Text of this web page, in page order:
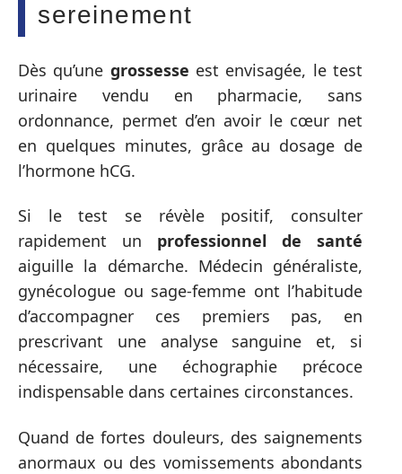
sereinement
Dès qu’une grossesse est envisagée, le test
urinaire vendu en pharmacie, sans
ordonnance, permet d’en avoir le cœur net
en quelques minutes, grâce au dosage de
l’hormone hCG.
Si le test se révèle positif, consulter
rapidement un professionnel de santé
aiguille la démarche. Médecin généraliste,
gynécologue ou sage-femme ont l’habitude
d’accompagner ces premiers pas, en
prescrivant une analyse sanguine et, si
nécessaire, une échographie précoce
indispensable dans certaines circonstances.
Quand de fortes douleurs, des saignements
anormaux ou des vomissements abondants